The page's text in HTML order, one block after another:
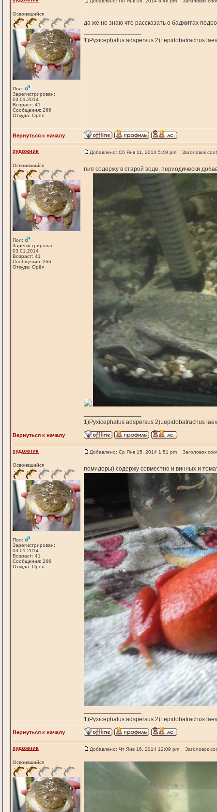
Освоившийся
Пол:
Зарегистрирован:
03.01.2014
Возраст: 41
Сообщения: 266
Откуда: Орёл
да же не знаю что рассказать о баджитах
1)Pyxicephalus adspersus 2)Lepidobatrachus
Вернуться к началу
художник
Освоившийся
Пол:
Зарегистрирован:
03.01.2014
Возраст: 41
Сообщения: 266
Откуда: Орёл
Добавлено: Сб Янв 11, 2014 5:49 pm Заголовок
пип содержу в старой воде, периодически
1)Pyxicephalus adspersus 2)Lepidobatrachus
Вернуться к началу
художник
Освоившийся
Пол:
Зарегистрирован:
03.01.2014
Возраст: 41
Сообщения: 266
Откуда: Орёл
Добавлено: Ср Янв 15, 2014 1:51 pm Заголовок
помидоры) содержу совместно и винных и
1)Pyxicephalus adspersus 2)Lepidobatrachus
Вернуться к началу
художник
Освоившийся
Добавлено: Чт Янв 16, 2014 12:09 pm Заголовок